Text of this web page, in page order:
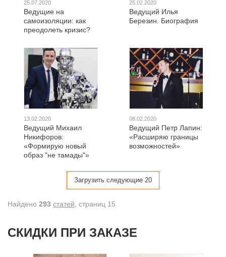
25.07.2020
Ведущие на
самоизоляции: как
преодолеть кризис?
25.02.2020
Ведущий Илья
Березин. Биография
13.02.2020
Ведущий Михаил
Никифоров:
«Формирую новый
образ "не тамады"»
08.02.2020
Ведущий Петр Лапин:
«Расширяю границы
возможностей»
Загрузить следующие 20
Найдено 293 статей , cтраниц 15
СКИДКИ ПРИ ЗАКАЗЕ